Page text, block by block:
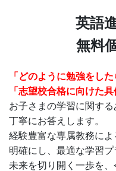
英語
無料
「どのように勉強をし
「志望校合格に向けた
お子さまの学習に関す
丁寧にお答えします。
経験豊富な専属教務に
明確にし、最適な学習プ
未来を切り開く一歩を